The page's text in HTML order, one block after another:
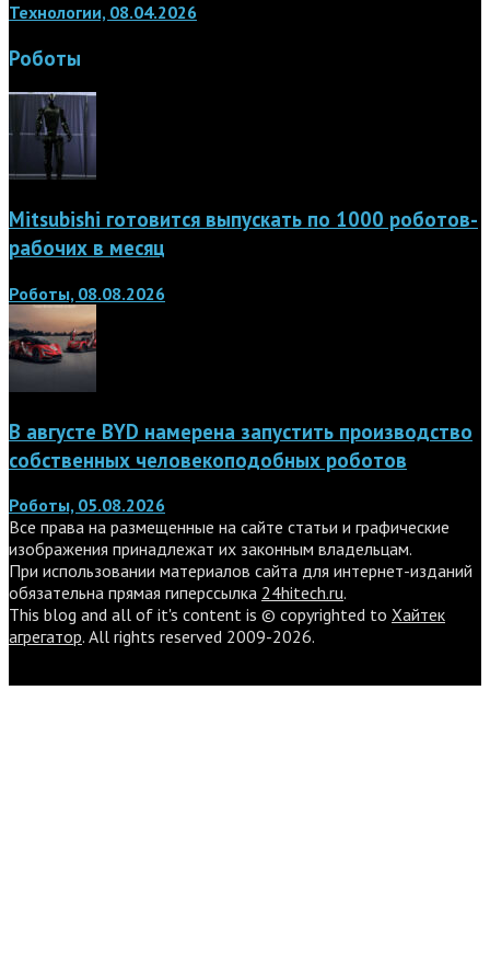
Технологии, 08.04.2026
Роботы
Mitsubishi готовится выпускать по 1000 роботов-
рабочих в месяц
Роботы, 08.08.2026
В августе BYD намерена запустить производство
собственных человекоподобных роботов
Роботы, 05.08.2026
Все права на размещенные на сайте статьи и графические
изображения принадлежат их законным владельцам.
При использовании материалов сайта для интернет-изданий
обязательна прямая гиперссылка 24hitech.ru.
This blog and all of it's content is © copyrighted to Хайтек
агрегатор. All rights reserved 2009-2026.